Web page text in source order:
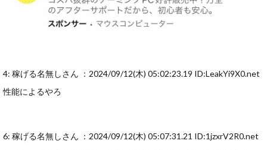
4: 稼げる名無しさん ：2024/09/12(木) 05:02:23.19 ID:LeakYi9X0.net
性能によるやろ
6: 稼げる名無しさん ：2024/09/12(木) 05:07:31.21 ID:1jzxrV2R0.net